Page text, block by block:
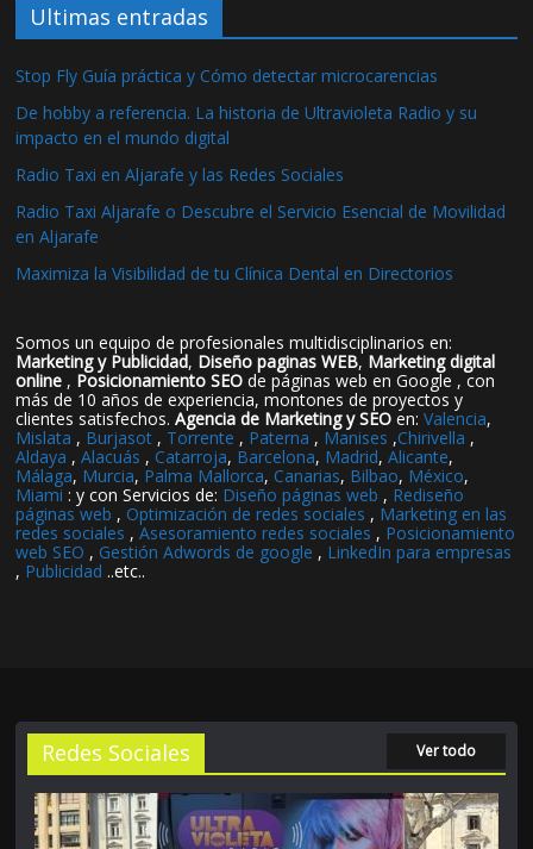
Ultimas entradas
Stop Fly Guía práctica y Cómo detectar microcarencias
De hobby a referencia. La historia de Ultravioleta Radio y su
impacto en el mundo digital
Radio Taxi en Aljarafe y las Redes Sociales
Radio Taxi Aljarafe o Descubre el Servicio Esencial de Movilidad
en Aljarafe
Maximiza la Visibilidad de tu Clínica Dental en Directorios
Somos un equipo de profesionales multidisciplinarios en:
Marketing y Publicidad, Diseño paginas WEB, Marketing digital
online , Posicionamiento SEO de páginas web en Google , con
más de 10 años de experiencia, montones de proyectos y
clientes satisfechos.Agencia de Marketing y SEO en:Valencia,
Mislata , Burjasot , Torrente , Paterna , Manises ,Chirivella ,
Aldaya ,Alacuás , Catarroja, Barcelona, Madrid,Alicante,
Málaga, Murcia, Palma Mallorca, Canarias, Bilbao, México,
Miami : y con Servicios de: Diseño páginas web , Rediseño
páginas web , Optimización de redes sociales , Marketing en las
redes sociales ,Asesoramiento redes sociales , Posicionamiento
web SEO , Gestión Adwords de google , LinkedIn para empresas
, Publicidad ..etc..
Redes Sociales Ver todo